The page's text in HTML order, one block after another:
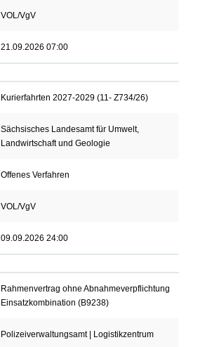
VOL/VgV
21.09.2026 07:00
Kurierfahrten 2027-2029 (11- Z734/26)
Sächsisches Landesamt für Umwelt,
Landwirtschaft und Geologie
Offenes Verfahren
VOL/VgV
09.09.2026 24:00
Rahmenvertrag ohne Abnahmeverpflichtung
Einsatzkombination (B9238)
Polizeiverwaltungsamt | Logistikzentrum